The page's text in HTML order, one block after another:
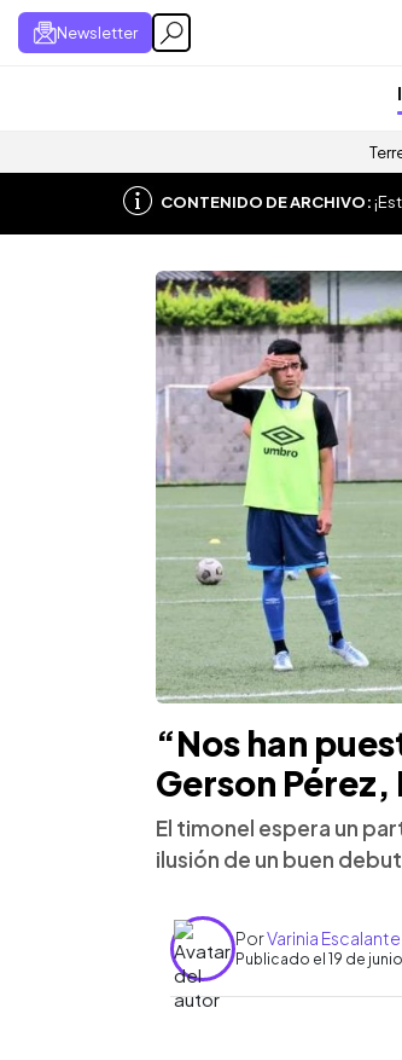
Newsletter
CONTENIDO DE ARCHIVO:
“Nos han
Gerson Pérez,
El timonel espera un
ilusión de un buen
PorVarinia Escalante
Publicado el 19 de